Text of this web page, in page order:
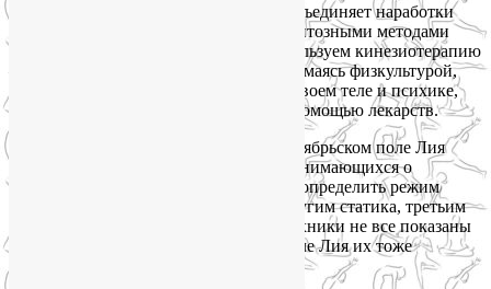
Йога на Октябрьском поле и Соколе объединяет наработки
современной медицины с немедикаментозными методами
оздоровления. Мы по максимуму используем кинезиотерапию
— терапию движением. Грамотно занимаясь физкультурой,
мы можем очень многое поправить в своем теле и психике,
зачастую гораздо эффективнее, чем с помощью лекарств.
В своих группах йоги на Соколе и Октябрьском поле Лия
проводит подробное анкетирование занимающихся о
состоянии здоровья, чтобы правильно определить режим
занятия: одним показана динамика, другим статика, третьим
стато-динамика. Даже дыхательные техники не все показаны
всем, поэтому в группах йоги на Соколе Лия их тоже